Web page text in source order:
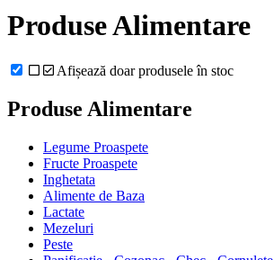
Produse Alimentare
Afișează doar produsele în stoc
Produse Alimentare
Legume Proaspete
Fructe Proaspete
Inghetata
Alimente de Baza
Lactate
Mezeluri
Peste